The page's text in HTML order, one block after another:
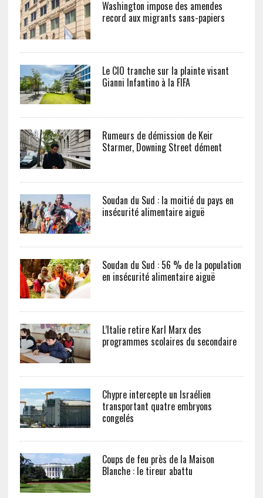
Washington impose des amendes
record aux migrants sans-papiers
Le CIO tranche sur la plainte visant
Gianni Infantino à la FIFA
Rumeurs de démission de Keir
Starmer, Downing Street dément
Soudan du Sud : la moitié du pays en
insécurité alimentaire aiguë
Soudan du Sud : 56 % de la population
en insécurité alimentaire aiguë
L’Italie retire Karl Marx des
programmes scolaires du secondaire
Chypre intercepte un Israélien
transportant quatre embryons
congelés
Coups de feu près de la Maison
Blanche : le tireur abattu